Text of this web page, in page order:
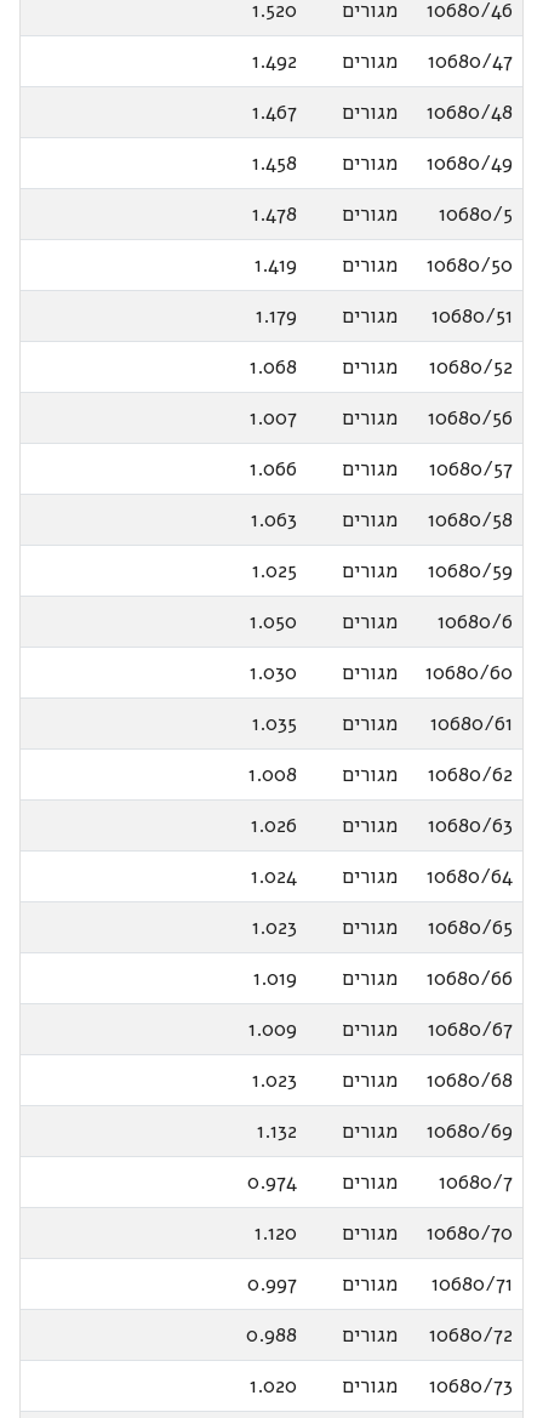
10680/46 מגורים
1.520
10680/47
מגורים
1.492
10680/48
מגורים
1.467
10680/49
מגורים
1.458
10680/5
מגורים
1.478
10680/50
מגורים
1.419
10680/51
מגורים
1.179
10680/52
מגורים
1.068
10680/56
מגורים
1.007
10680/57
מגורים
1.066
10680/58
מגורים
1.063
10680/59
מגורים
1.025
10680/6
מגורים
1.050
10680/60
מגורים
1.030
10680/61
מגורים
1.035
10680/62
מגורים
1.008
10680/63
מגורים
1.026
10680/64
מגורים
1.024
10680/65
מגורים
1.023
10680/66
מגורים
1.019
10680/67
מגורים
1.009
10680/68
מגורים
1.023
10680/69
מגורים
1.132
10680/7
מגורים
0.974
10680/70
מגורים
1.120
10680/71
מגורים
0.997
10680/72
מגורים
0.988
10680/73
מגורים
1.020